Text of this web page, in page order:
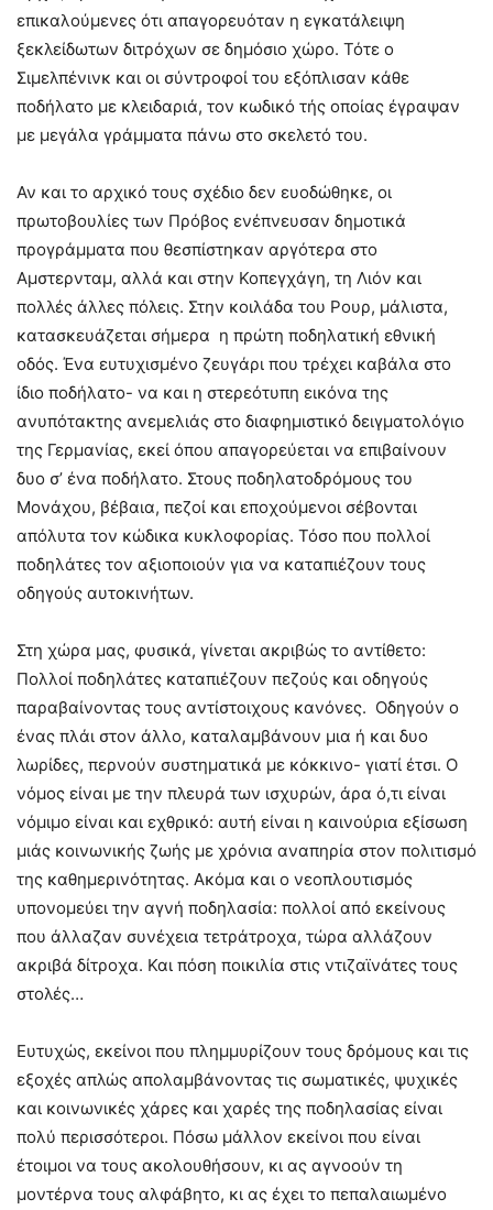
επικαλούμενες ότι απαγορευόταν η εγκατάλειψη
ξεκλείδωτων διτρόχων σε δημόσιο χώρο. Τότε ο
Σιμελπένινκ και οι σύντροφοί του εξόπλισαν κάθε
ποδήλατο με κλειδαριά, τον κωδικό τής οποίας έγραψαν
με μεγάλα γράμματα πάνω στο σκελετό του.
Αν και το αρχικό τους σχέδιο δεν ευοδώθηκε, οι
πρωτοβουλίες των Πρόβος ενέπνευσαν δημοτικά
προγράμματα που θεσπίστηκαν αργότερα στο
Αμστερνταμ, αλλά και στην Κοπεγχάγη, τη Λιόν και
πολλές άλλες πόλεις. Στην κοιλάδα του Ρουρ, μάλιστα,
κατασκευάζεται σήμερα η πρώτη ποδηλατική εθνική
οδός. Ένα ευτυχισμένο ζευγάρι που τρέχει καβάλα στο
ίδιο ποδήλατο- να και η στερεότυπη εικόνα της
ανυπότακτης ανεμελιάς στο διαφημιστικό δειγματολόγιο
της Γερμανίας, εκεί όπου απαγορεύεται να επιβαίνουν
δυο σ’ ένα ποδήλατο. Στους ποδηλατοδρόμους του
Μονάχου, βέβαια, πεζοί και εποχούμενοι σέβονται
απόλυτα τον κώδικα κυκλοφορίας. Τόσο που πολλοί
ποδηλάτες τον αξιοποιούν για να καταπιέζουν τους
οδηγούς αυτοκινήτων.
Στη χώρα μας, φυσικά, γίνεται ακριβώς το αντίθετο:
Πολλοί ποδηλάτες καταπιέζουν πεζούς και οδηγούς
παραβαίνοντας τους αντίστοιχους κανόνες. Οδηγούν ο
ένας πλάι στον άλλο, καταλαμβάνουν μια ή και δυο
λωρίδες, περνούν συστηματικά με κόκκινο- γιατί έτσι. Ο
νόμος είναι με την πλευρά των ισχυρών, άρα ό,τι είναι
νόμιμο είναι και εχθρικό: αυτή είναι η καινούρια εξίσωση
μιάς κοινωνικής ζωής με χρόνια αναπηρία στον πολιτισμό
της καθημερινότητας. Ακόμα και ο νεοπλουτισμός
υπονομεύει την αγνή ποδηλασία: πολλοί από εκείνους
που άλλαζαν συνέχεια τετράτροχα, τώρα αλλάζουν
ακριβά δίτροχα. Και πόση ποικιλία στις ντιζαϊνάτες τους
στολές…
Ευτυχώς, εκείνοι που πλημμυρίζουν τους δρόμους και τις
εξοχές απλώς απολαμβάνοντας τις σωματικές, ψυχικές
και κοινωνικές χάρες και χαρές της ποδηλασίας είναι
πολύ περισσότεροι. Πόσω μάλλον εκείνοι που είναι
έτοιμοι να τους ακολουθήσουν, κι ας αγνοούν τη
μοντέρνα τους αλφάβητο, κι ας έχει το πεπαλαιωμένο